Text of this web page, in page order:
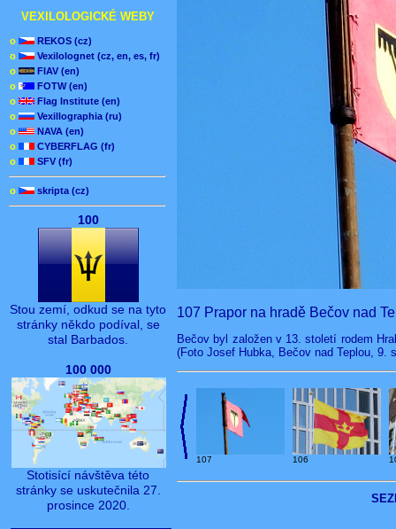
VEXILOLOGICKÉ WEBY
o
REKOS (cz)
o
Vexilolognet (cz, en, es, fr)
o
FIAV (en)
o
FOTW (en)
o
Flag Institute (en)
o
Vexillographia (ru)
o
NAVA (en)
o
CYBERFLAG (fr)
o
SFV (fr)
o skripta (cz)
100
Stou zemí, odkud se na tyto
stránky někdo podíval, se
stal Barbados.
100 000
Stotisící návštěva této
stránky se uskutečnila 27.
prosince 2020.
107 Prapor na hradě Bečov nad
Bečov byl založen v 13. století rodem
(Foto Josef Hubka, Bečov nad Teplou, 9.
107 106